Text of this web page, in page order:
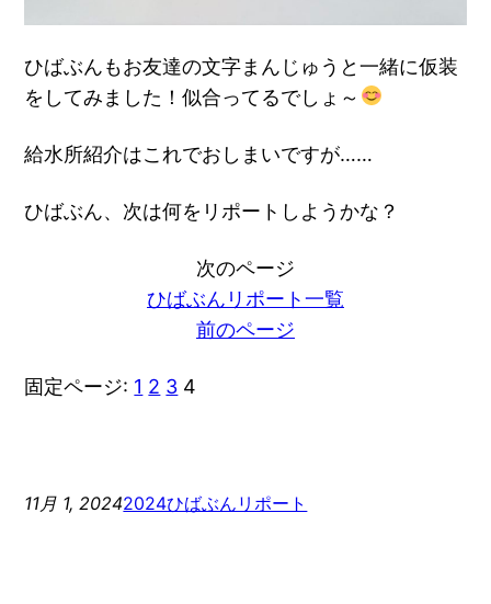
ひばぶんもお友達の文字まんじゅうと一緒に仮装
をしてみました！似合ってるでしょ～
給水所紹介はこれでおしまいですが……
ひばぶん、次は何をリポートしようかな？
次のページ
ひばぶんリポート一覧
前のページ
固定ページ: 1 2 3 4
11月 1, 20242024ひばぶんリポート